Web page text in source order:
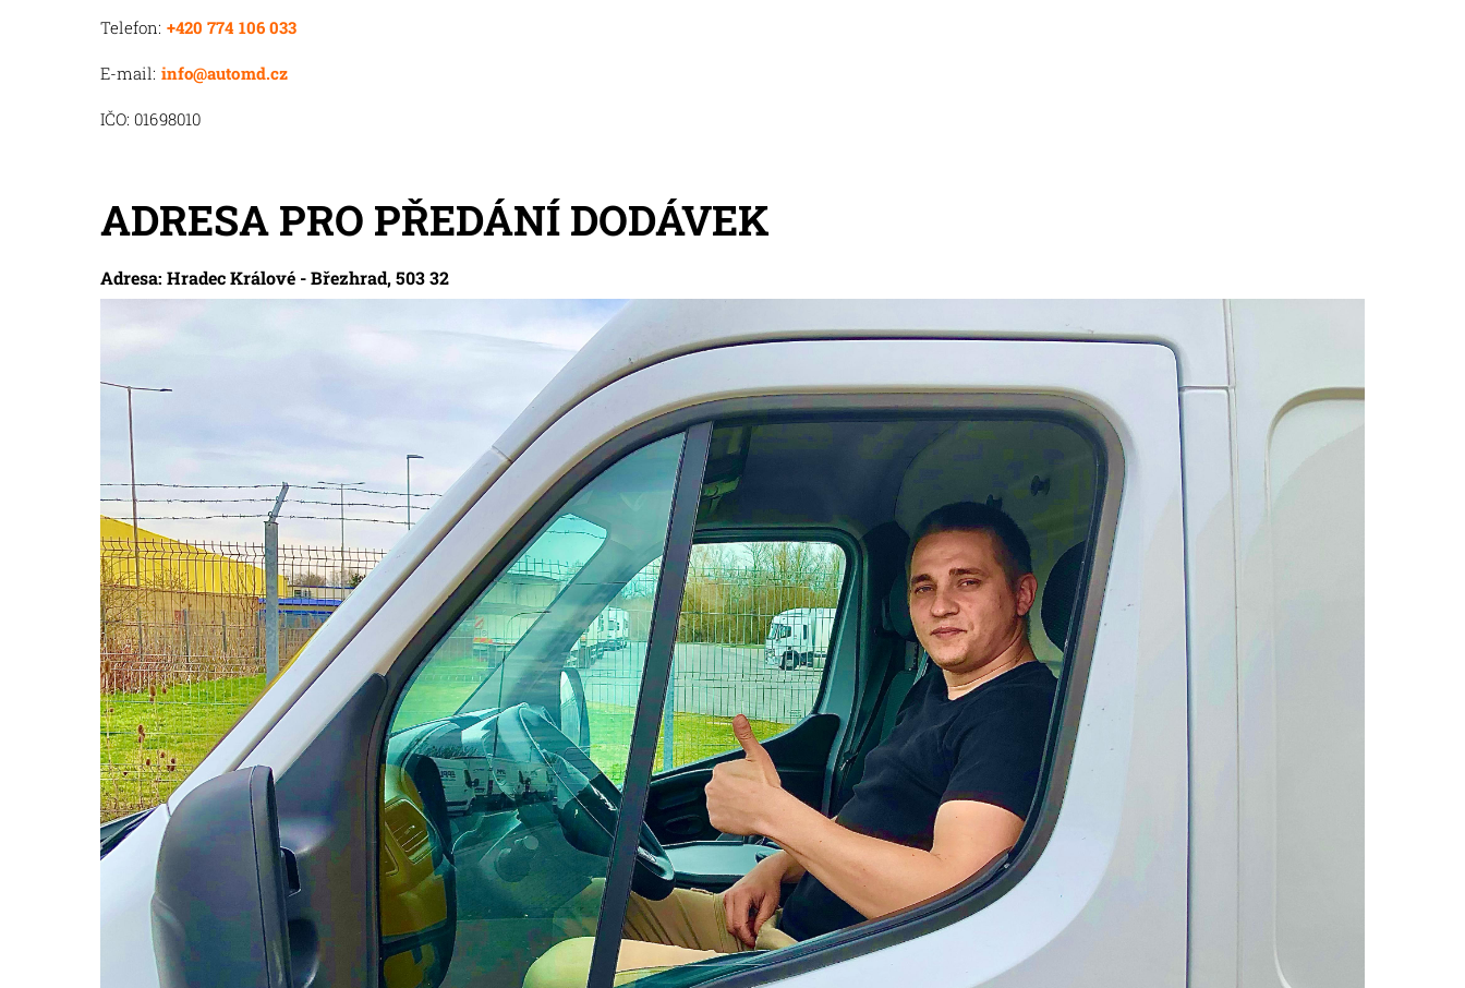
Telefon: +420 774 106 033
E-mail: info@automd.cz
IČO: 01698010
ADRESA PRO PŘEDÁNÍ DODÁVEK
Adresa: Hradec Králové - Březhrad, 503 32